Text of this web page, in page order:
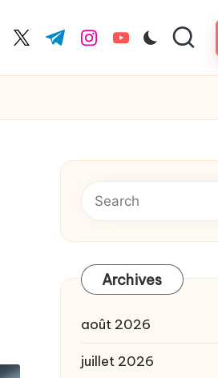
twitter.com
t.me instagram.com
youtube.com
Archives
août 2026
juillet 2026